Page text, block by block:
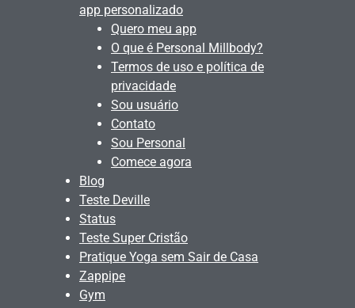
app personalizado
Quero meu app
O que é Personal Millbody?
Termos de uso e política de
privacidade
Sou usuário
Contato
Sou Personal
Comece agora
Blog
Teste Deville
Status
Teste Super Cristão
Pratique Yoga sem Sair de Casa
Zappipe
Gym